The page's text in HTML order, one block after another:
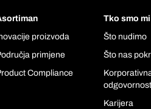
proizvoda
primjene
Compliance
Tko smo mi
Što nudimo
Što nas
odgovornost
Karijera